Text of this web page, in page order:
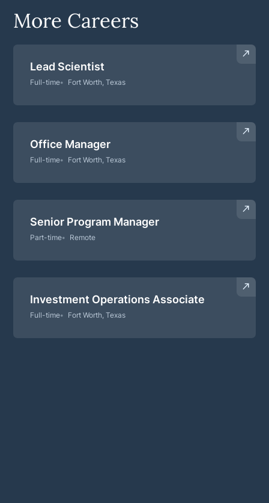
More Careers
Lead Scientist
Full-time Fort Worth, Texas
Office Manager
Full-time Fort Worth, Texas
Senior Program Manager
Part-time Remote
Investment Operations Associate
Full-time Fort Worth, Texas